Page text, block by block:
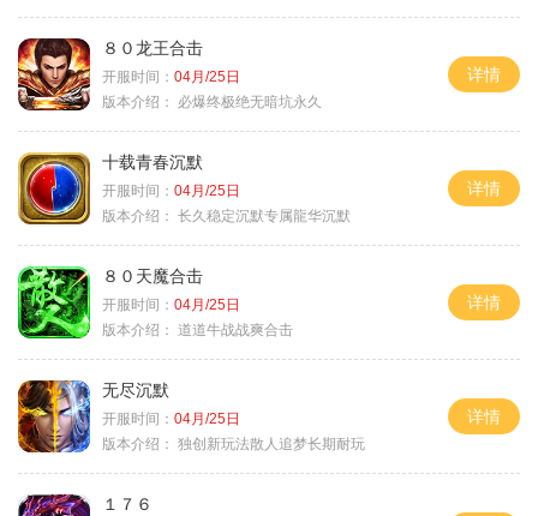
８０龙王合击
开服时间： 04月/25日
版本介绍：
必爆终极绝无暗坑永久
详情
十载青春沉默
开服时间： 04月/25日
版本介绍： 长久稳定沉默专属龍华沉默
详情
８０天魔合击
开服时间： 04月/25日
版本介绍： 道道牛战战爽合击
详情
无尽沉默
开服时间： 04月/25日
版本介绍： 独创新玩法散人追梦长期耐玩
详情
１７６